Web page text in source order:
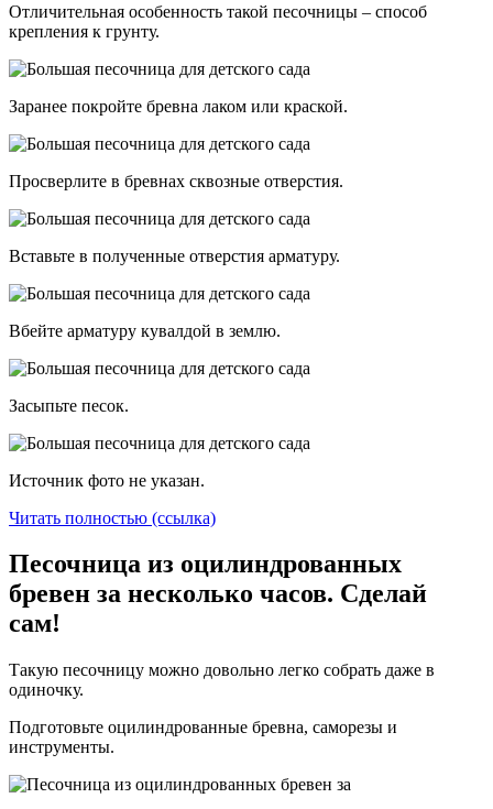
Отличительная особенность такой песочницы – способ
крепления к грунту.
Заранее покройте бревна лаком или краской.
Просверлите в бревнах сквозные отверстия.
Вставьте в полученные отверстия арматуру.
Вбейте арматуру кувалдой в землю.
Засыпьте песок.
Источник фото не указан.
Читать полностью (ссылка)
Песочница из оцилиндрованных
бревен за несколько часов. Сделай
сам!
Такую песочницу можно довольно легко собрать даже в
одиночку.
Подготовьте оцилиндрованные бревна, саморезы и
инструменты.